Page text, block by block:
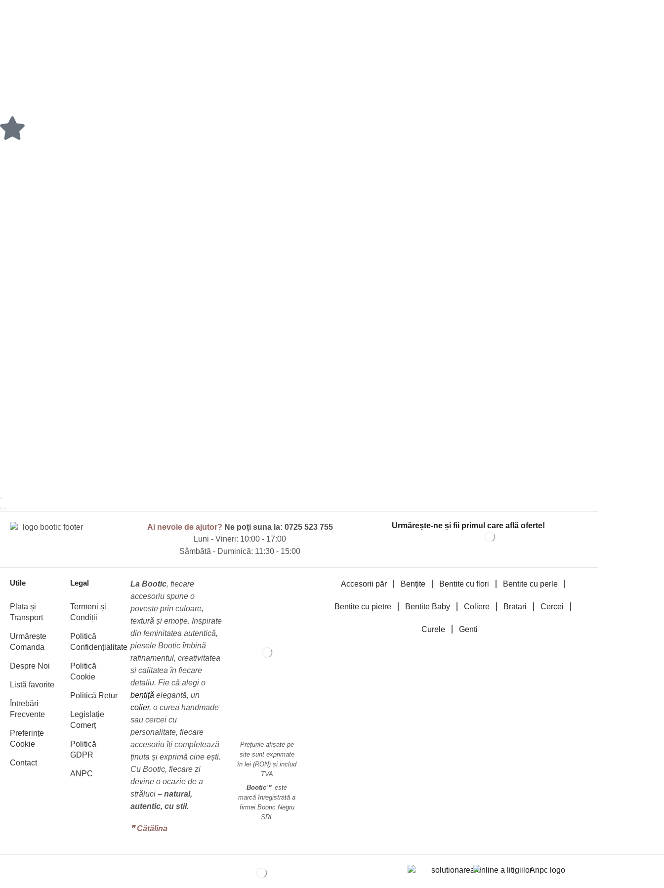
Ai nevoie de ajutor? Ne poți suna la: 0725 523 755
Luni - Vineri: 10:00 - 17:00
Sâmbătă - Duminică: 11:30 - 15:00
Urmărește-ne și fii primul care află oferte!
Utile
Plata și
Transport
Urmărește
Comanda
Despre Noi
Listă favorite
Întrebări
Frecvente
Preferințe
Cookie
Contact
Legal
Termeni și
Condiții
Politică
Confidențialitate
Politică
Cookie
Politică Retur
Legislație
Comerț
Politică
GDPR
ANPC
La Bootic, fiecare
accesoriu spune o
poveste prin culoare,
textură și emoție. Inspirate
din feminitatea autentică,
piesele Bootic îmbină
rafinamentul, creativitatea
și calitatea în fiecare
detaliu. Fie că alegi o
bentiță elegantă, un
colier, o curea handmade
sau cercei cu
personalitate, fiecare
accesoriu îți completează
ținuta și exprimă cine ești.
Cu Bootic, fiecare zi
devine o ocazie de a
străluci – natural,
autentic, cu stil.
❞‬ Cătălina
Prețurile afișate pe
site sunt exprimate
în lei (RON) și includ
TVA
Bootic™ este
marcă înregistrată a
firmei Bootic Negru
SRL
Accesorii păr Bențite Bentite cu flori Bentite cu perle
Bentite cu pietre Bentite Baby Coliere Bratari Cercei
Curele Genti